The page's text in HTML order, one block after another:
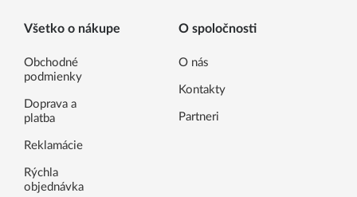
Všetko o nákupe
Obchodné
podmienky
Doprava a
platba
Reklamácie
Rýchla
objednávka
O spoločnosti
O nás
Kontakty
Partneri